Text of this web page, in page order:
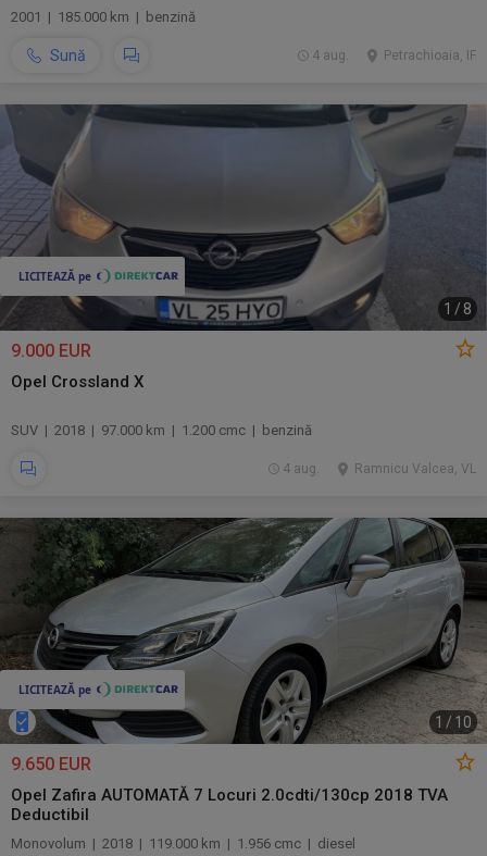
2001 | 185.000 km | benzină
Sună Petrachioaia, IF
4 aug.
1 / 8
9.000 EUR
Opel Crossland X
SUV | 2018 | 97.000 km | 1.200 cmc | benzină
Ramnicu Valcea, VL
4 aug.
1 / 10
9.650 EUR
Opel Zafira AUTOMATĂ 7 Locuri 2.0cdti/130cp 2018 TVA
Deductibil
Monovolum | 2018 | 119.000 km | 1.956 cmc | diesel